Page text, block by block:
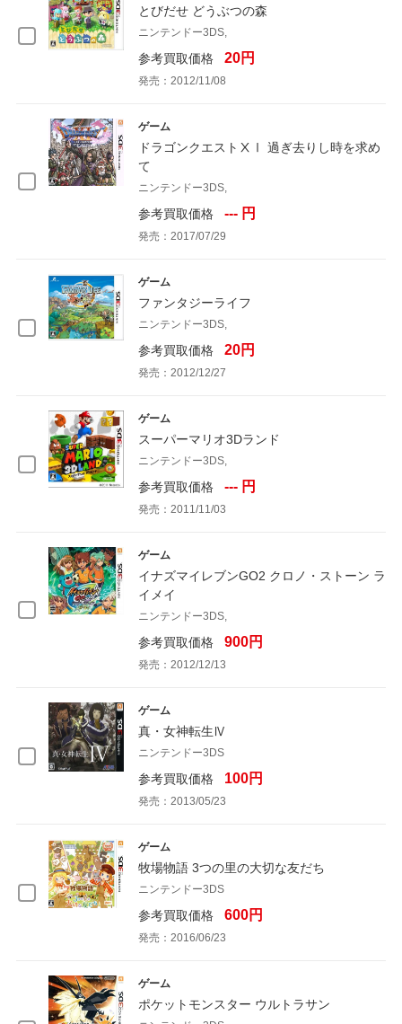
とびだせ どうぶつの森
ニンテンドー3DS,
参考買取価格 20円
発売：2012/11/08
ゲーム
ドラゴンクエストⅩⅠ 過ぎ去りし時を求め
て
ニンテンドー3DS,
参考買取価格 --- 円
発売：2017/07/29
ゲーム
ファンタジーライフ
ニンテンドー3DS,
参考買取価格 20円
発売：2012/12/27
ゲーム
スーパーマリオ3Dランド
ニンテンドー3DS,
参考買取価格 --- 円
発売：2011/11/03
ゲーム
イナズマイレブンGO2 クロノ・ストーン ラ
イメイ
ニンテンドー3DS,
参考買取価格 900円
発売：2012/12/13
ゲーム
真・女神転生Ⅳ
ニンテンドー3DS
参考買取価格 100円
発売：2013/05/23
ゲーム
牧場物語 3つの里の大切な友だち
ニンテンドー3DS
参考買取価格 600円
発売：2016/06/23
ゲーム
ポケットモンスター ウルトラサン